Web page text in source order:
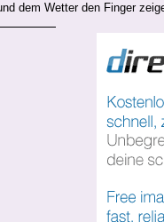
dem Wetter den Finger